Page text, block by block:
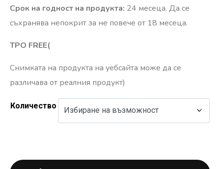
Срок на годност на продукта: 24 месеца. Да се
съхранява непокрит за не повече от 18 месеца.
TPO FREE(
Снимката на продукта на уебсайта може да се
различава от реалния продукт)
Количество